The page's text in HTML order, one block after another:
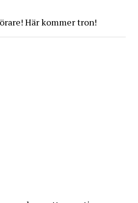
Här kommer tron!